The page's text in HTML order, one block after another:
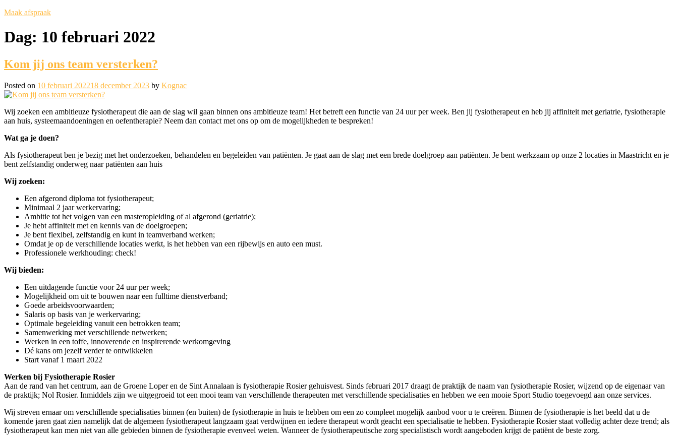
Maak afspraak
Dag: 10 februari 2022
Kom jij ons team versterken?
Posted on 10 februari 202218 december 2023 by Kognac
Wij zoeken een ambitieuze fysiotherapeut die aan de slag wil gaan binnen ons ambitieuze team! Het betreft een functie van 24 uur per week. Ben jij fysiotherapeut en heb jij affiniteit met geriatrie, fysiotherapie
aan huis, systeemaandoeningen en oefentherapie? Neem dan contact met ons op om de mogelijkheden te bespreken!
Wat ga je doen?
Als fysiotherapeut ben je bezig met het onderzoeken, behandelen en begeleiden van patiënten. Je gaat aan de slag met een brede doelgroep aan patiënten. Je bent werkzaam op onze 2 locaties in Maastricht en je
bent zelfstandig onderweg naar patiënten aan huis
Wij zoeken:
Een afgerond diploma tot fysiotherapeut;
Minimaal 2 jaar werkervaring;
Ambitie tot het volgen van een masteropleiding of al afgerond (geriatrie);
Je hebt affiniteit met en kennis van de doelgroepen;
Je bent flexibel, zelfstandig en kunt in teamverband werken;
Omdat je op de verschillende locaties werkt, is het hebben van een rijbewijs en auto een must.
Professionele werkhouding: check!
Wij bieden:
Een uitdagende functie voor 24 uur per week;
Mogelijkheid om uit te bouwen naar een fulltime dienstverband;
Goede arbeidsvoorwaarden;
Salaris op basis van je werkervaring;
Optimale begeleiding vanuit een betrokken team;
Samenwerking met verschillende netwerken;
Werken in een toffe, innoverende en inspirerende werkomgeving
Dé kans om jezelf verder te ontwikkelen
Start vanaf 1 maart 2022
Werken bij Fysiotherapie Rosier
Aan de rand van het centrum, aan de Groene Loper en de Sint Annalaan is fysiotherapie Rosier gehuisvest. Sinds februari 2017 draagt de praktijk de naam van fysiotherapie Rosier, wijzend op de eigenaar van
de praktijk; Nol Rosier. Inmiddels zijn we uitgegroeid tot een mooi team van verschillende therapeuten met verschillende specialisaties en hebben we een mooie Sport Studio toegevoegd aan onze services.
Wij streven ernaar om verschillende specialisaties binnen (en buiten) de fysiotherapie in huis te hebben om een zo compleet mogelijk aanbod voor u te creëren. Binnen de fysiotherapie is het beeld dat u de
komende jaren gaat zien namelijk dat de algemeen fysiotherapeut langzaam gaat verdwijnen en iedere therapeut wordt geacht een specialisatie te hebben. Fysiotherapie Rosier staat volledig achter deze trend; als
fysiotherapeut kan men niet van alle gebieden binnen de fysiotherapie evenveel weten. Wanneer de fysiotherapeutische zorg specialistisch wordt aangeboden krijgt de patiënt de beste zorg.